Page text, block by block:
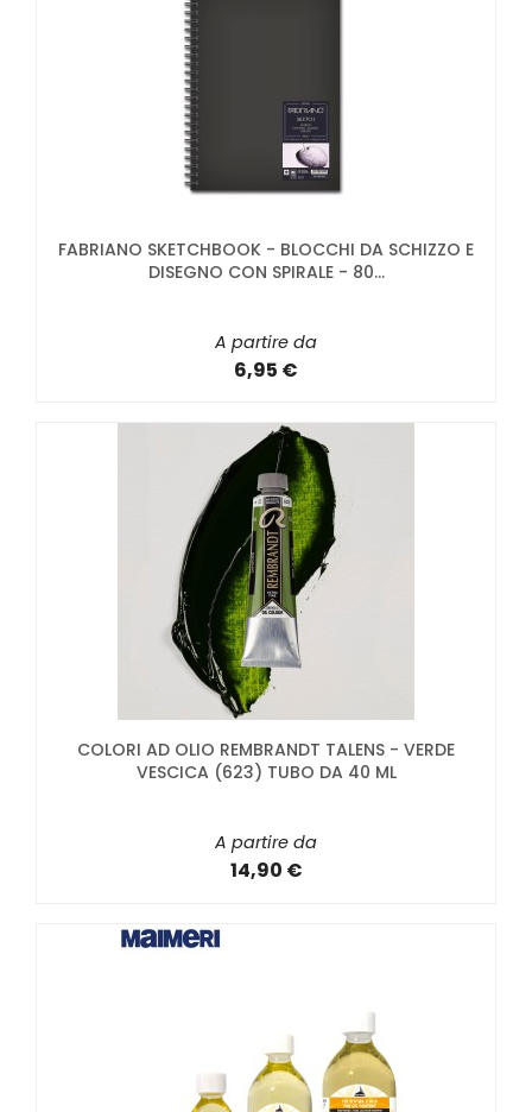
FABRIANO SKETCHBOOK - BLOCCHI DA SCHIZZO E
DISEGNO CON SPIRALE - 80...
A partire da
6,95 €
COLORI AD OLIO REMBRANDT TALENS - VERDE
VESCICA (623) TUBO DA 40 ML
A partire da
14,90 €